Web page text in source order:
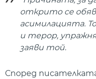
открито се
асимилацията.
и терор,
заяви той.
Според